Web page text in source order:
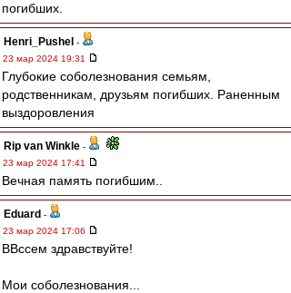
погибших.
Henri_Pushel -
23 мар 2024 19:31
Глубокие соболезнования семьям,
родственникам, друзьям погибших. Раненным
выздоровления
Rip van Winkle -
23 мар 2024 17:41
Вечная память погибшим..
Eduard -
23 мар 2024 17:06
ВВссем здравствуйте!
Мои соболезнования...